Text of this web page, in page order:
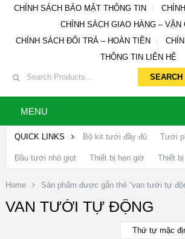
CHÍNH SÁCH BẢO MẬT THÔNG TIN
CHÍNH SÁCH GIAO HÀNG – VẬN
CHÍNH SÁCH ĐỔI TRẢ – HOÀN TIỀN
THÔNG TIN LIÊN HỆ
MENU
QUICK LINKS Bộ kit tưới đầy đủ Tưới
Đầu tưới nhỏ giọt Thiết bị hẹn giờ Thiết
Home Sản phẩm được gắn thẻ “van tưới tự
VAN TƯỚI TỰ ĐỘNG